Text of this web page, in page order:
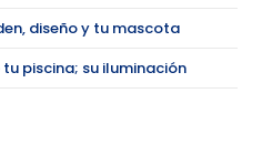
diseño y tu mascota
piscina; su iluminación